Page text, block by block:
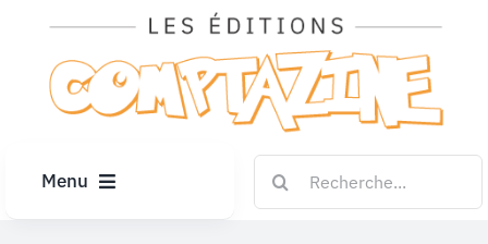
contenu
Menu